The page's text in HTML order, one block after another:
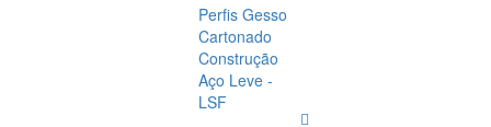
Perfis Gesso
Cartonado
Construção
Aço Leve -
LSF